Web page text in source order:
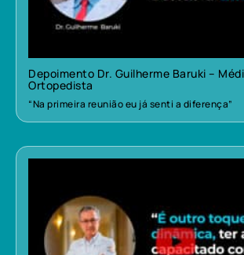
Depoimento Dr. Guilherme Baruki –
Ortopedista
“Na primeira reunião eu já senti a diferença”